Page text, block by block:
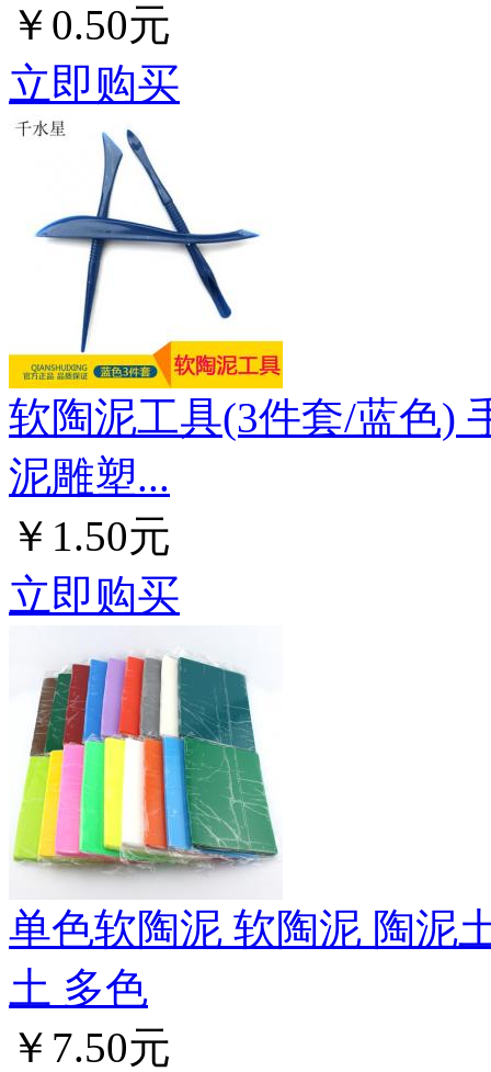
￥0.50元
立即购买
软陶泥工具(3件套/蓝色)
泥雕塑...
￥1.50元
立即购买
单色软陶泥 软陶泥 陶泥
土 多色
￥7.50元